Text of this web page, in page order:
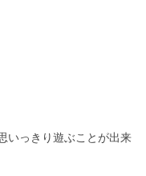
いっきり遊ぶことが出来